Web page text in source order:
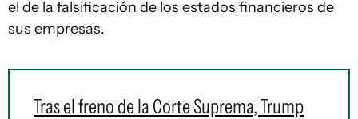
el de la falsificación de los estados financieros de
sus empresas.
Tras el freno de la Corte Suprema, Trump